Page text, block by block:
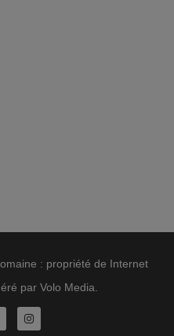
: propriété de Internet
par Volo Media.